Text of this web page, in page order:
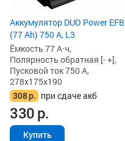
Аккумулятор DUO Power EFB
(77 Ah) 750 А, L3
Ёмкость 77 А·ч,
Полярность обратная [- +],
Пусковой ток 750 А,
278x175x190
308р. при сдаче акб
330р.
Купить